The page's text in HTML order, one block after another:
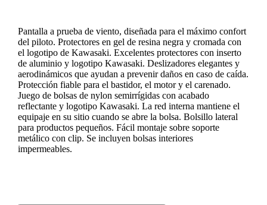
Pantalla a prueba de viento, diseñada para el máximo confort
del piloto. Protectores en gel de resina negra y cromada con
el logotipo de Kawasaki. Excelentes protectores con inserto
de aluminio y logotipo Kawasaki. Deslizadores elegantes y
aerodinámicos que ayudan a prevenir daños en caso de caída.
Protección fiable para el bastidor, el motor y el carenado.
Juego de bolsas de nylon semirrígidas con acabado
reflectante y logotipo Kawasaki. La red interna mantiene el
equipaje en su sitio cuando se abre la bolsa. Bolsillo lateral
para productos pequeños. Fácil montaje sobre soporte
metálico con clip. Se incluyen bolsas interiores
impermeables.